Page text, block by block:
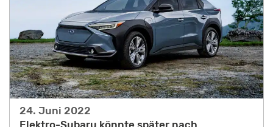
24. Juni 2022